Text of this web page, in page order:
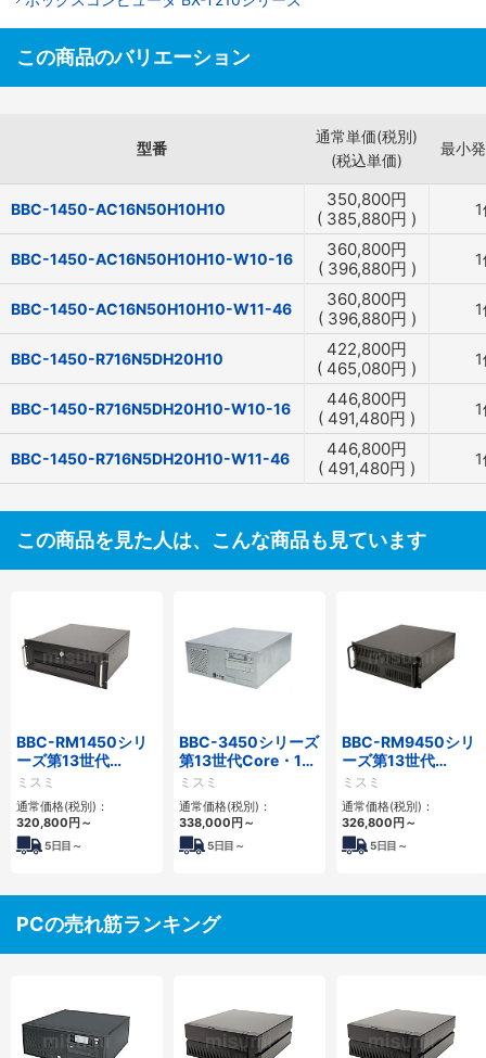
この商品のバリエーション
型番
通常単価(税別)
(税込単価)
最小
BBC-1450-AC16N50H10H10 350,800円
( 385,880円 )
BBC-1450-AC16N50H10H10-W10-16 360,800円
( 396,880円 )
BBC-1450-AC16N50H10H10-W11-46 360,800円
( 396,880円 )
BBC-1450-R716N5DH20H10 422,800円
( 465,080円 )
BBC-1450-R716N5DH20H10-W10-16 446,800円
( 491,480円 )
BBC-1450-R716N5DH20H10-W11-46 446,800円
( 491,480円 )
この商品を見た人は、こんな商品も見ています
BBC-RM1450シリ
ーズ第13世代
Core・12世代
Celeron対応ラック
マウント4PCIe
ミスミ
通常価格(税別)：
320,800円～
5日目～
BBC-3450シリーズ
第13世代Core・12
世代Celeron対応フ
ロアマウント4PCIe
ミスミ
通常価格(税別)：
338,000円～
5日目～
BBC-RM9450シリ
ーズ第13世代
Core・12世代
Celeron対応ラック
マウント4PCIe
ミスミ
通常価格(税別)：
326,800円～
5日目～
PCの売れ筋ランキング